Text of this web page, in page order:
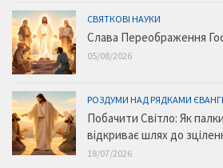
СВЯТКОВІ НАУКИ
Слава Переображення
05/08/2026
РОЗДУМИ НАД РЯДКАМИ
Побачити Світло: Як
відкриває шлях до
18/07/2026